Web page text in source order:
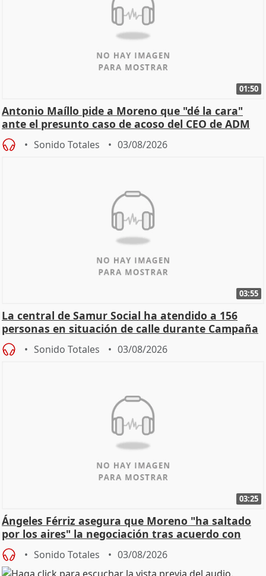
01:50
Antonio Maíllo pide a Moreno que "dé la cara"
ante el presunto caso de acoso del CEO de ADM
Sonido Totales 03/08/2026
03:55
La central de Samur Social ha atendido a 156
personas en situación de calle durante Campaña
de Calor
Sonido Totales 03/08/2026
03:25
Ángeles Férriz asegura que Moreno "ha saltado
por los aires" la negociación tras acuerdo con
SMA
Sonido Totales 03/08/2026